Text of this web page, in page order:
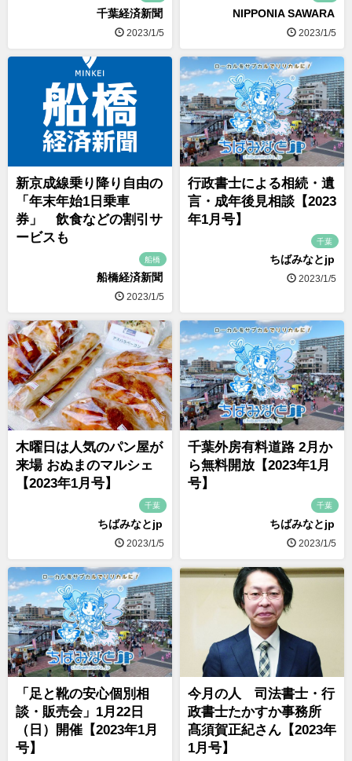
千葉経済新聞
2023/1/5
NIPPONIA SAWARA
2023/1/5
新京成線乗り降り自由の
「年末年始1日乗車
券」 飲食などの割引サ
ービスも
船橋
船橋経済新聞
2023/1/5
行政書士による相続・遺
言・成年後見相談【2023
年1月号】
千葉
ちばみなとjp
2023/1/5
木曜日は人気のパン屋が
来場 おぬまのマルシェ
【2023年1月号】
千葉
ちばみなとjp
2023/1/5
千葉外房有料道路 2月か
ら無料開放【2023年1月
号】
千葉
ちばみなとjp
2023/1/5
「足と靴の安心個別相
談・販売会」1月22日
（日）開催【2023年1月
号】
今月の人 司法書士・行
政書士たかすか事務所
髙須賀正紀さん【2023年
1月号】